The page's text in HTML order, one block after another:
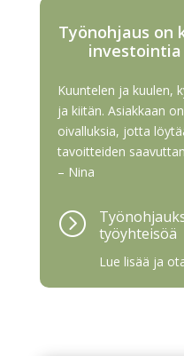
Työnohjaus on
Kuuntelen ja kuulen,
ja kiitän. Asiakkaan
oivalluksia, jotta
tavoitteiden
– Nina
=
työyhteisöä
Lue lisää ja